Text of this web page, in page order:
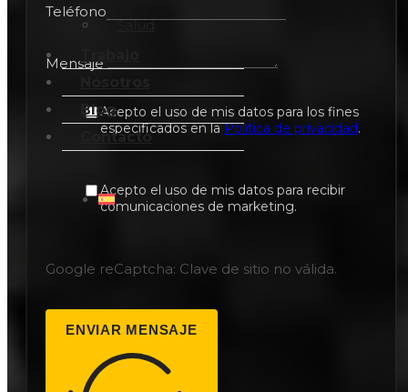
Salud
Blog
Contacto
Teléfono
Mensaje
Acepto el uso de mis datos para los fines
especificados en laPolítica de privacidad.
Acepto el uso de mis datos para recibir
comunicaciones de marketing.
Google reCaptcha: Clave de sitio no válida.
ENVIAR MENSAJE